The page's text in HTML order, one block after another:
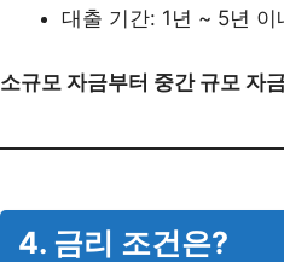
대출 기간: 1년 ~ 5년 이
소규모 자금부터 중간 규모 자
4. 금리 조건은?